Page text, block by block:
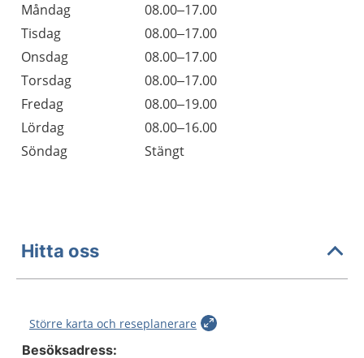
Dag
Öppettider
Kommentarer
Måndag
08.00–17.00
Tisdag
08.00–17.00
Onsdag
08.00–17.00
Torsdag
08.00–17.00
Fredag
08.00–19.00
Lördag
08.00–16.00
Söndag
Stängt
Hitta oss
Större karta och reseplanerare
Besöksadress: